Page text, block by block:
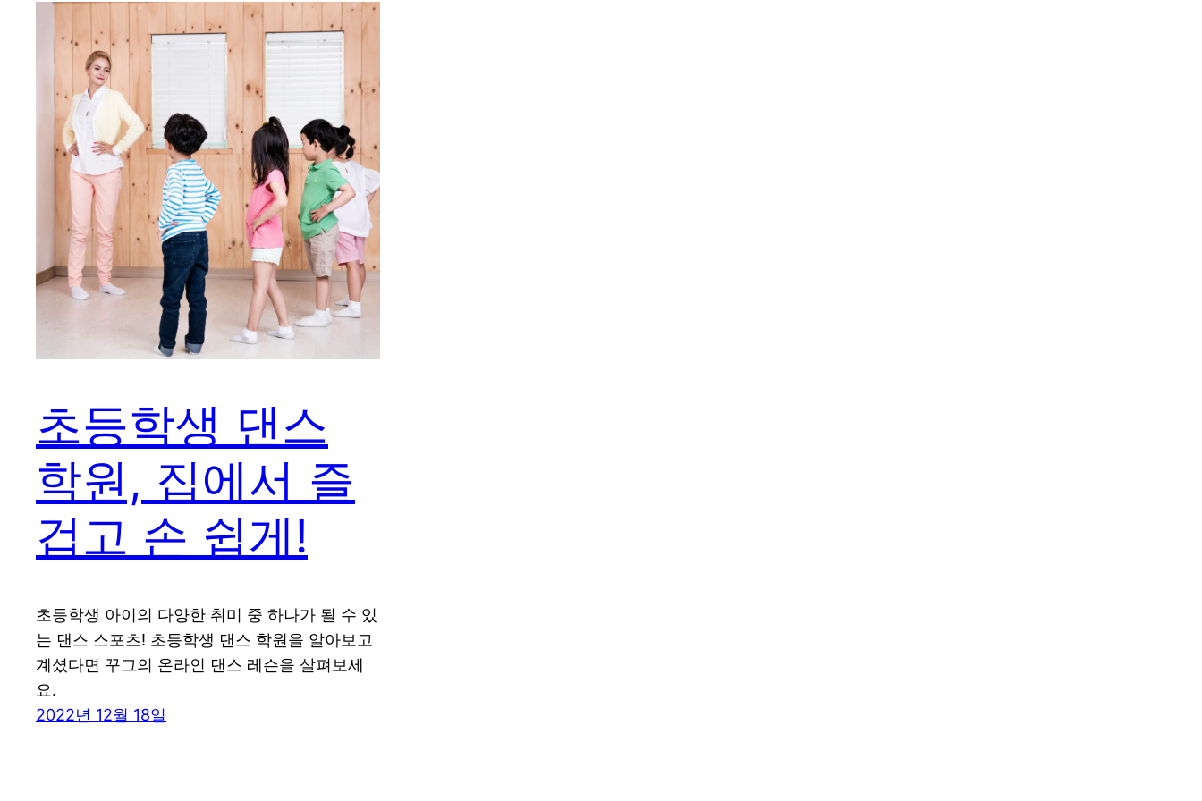
초등학생 댄스
학원, 집에서 즐
겁고 손 쉽게!
초등학생 아이의 다양한 취미 중 하나가 될 수 있
는 댄스 스포츠! 초등학생 댄스 학원을 알아보고
계셨다면 꾸그의 온라인 댄스 레슨을 살펴보세
요.
2022년 12월 18일